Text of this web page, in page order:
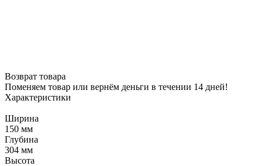
Возврат товара
Поменяем товар или вернём деньги в течении 14 дней!
Характеристики
Ширина
150 мм
Глубина
304 мм
Высота